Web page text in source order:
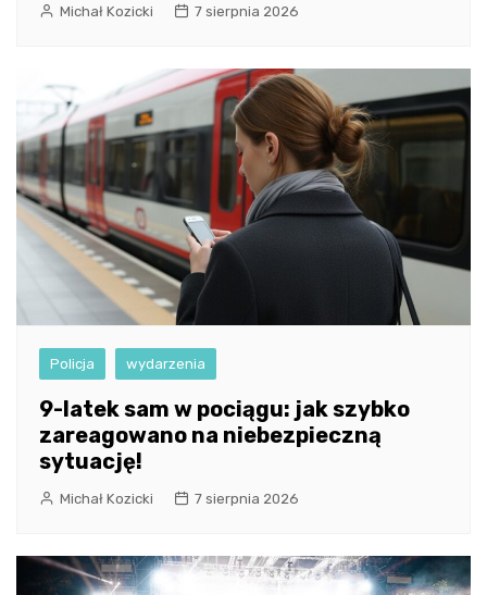
Michał Kozicki 7 sierpnia 2026
Policja wydarzenia
9-latek sam w pociągu: jak szybko
zareagowano na niebezpieczną
sytuację!
Michał Kozicki 7 sierpnia 2026